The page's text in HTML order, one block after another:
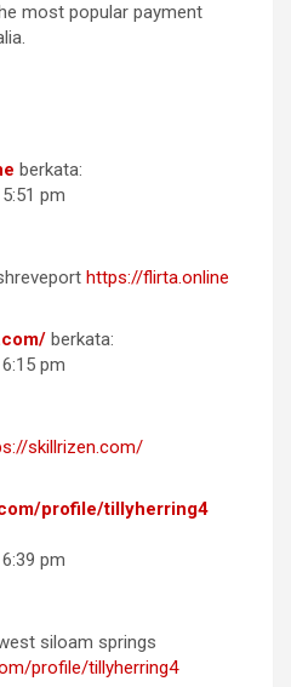
most popular payment
berkata:
pm
https://flirta.online
berkata:
pm
skillrizen.com/
profile/tillyherring4
pm
siloam springs
profile/tillyherring4